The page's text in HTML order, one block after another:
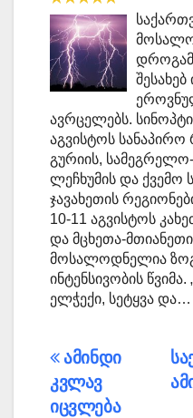
ავრცელებს.
აგვისტოს სანაპირო
გურიის,
ლეჩხუმის და ქვემო
ჯავახეთის
10-11 აგვისტოს
და მცხეთა-
მოსალოდნელია
ინტენსივობის
ელჭექი, სეტყვა და…
პოსტის
ამინდი
კვლავ
იცვლება